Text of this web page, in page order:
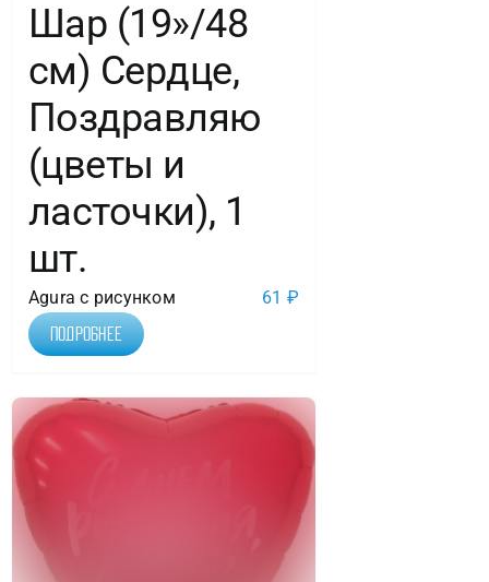
Шар (19»/48
см) Сердце,
Поздравляю
(цветы и
ласточки), 1
шт.
Agura с рисунком 61 ₽
Подробнее